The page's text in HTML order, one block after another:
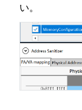
い。